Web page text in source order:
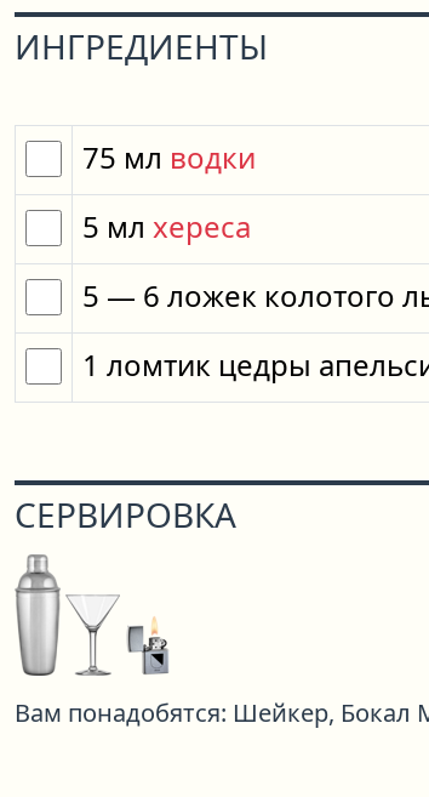
ИНГРЕДИЕНТЫ
75 мл водки
5 мл хереса
5 — 6 ложек колотого
1 ломтик цедры
СЕРВИРОВКА
Вам понадобятся: Шейкер, Бокал